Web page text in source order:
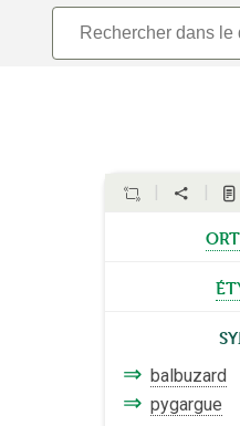
⇒ balbuzard
⇒ pygargue